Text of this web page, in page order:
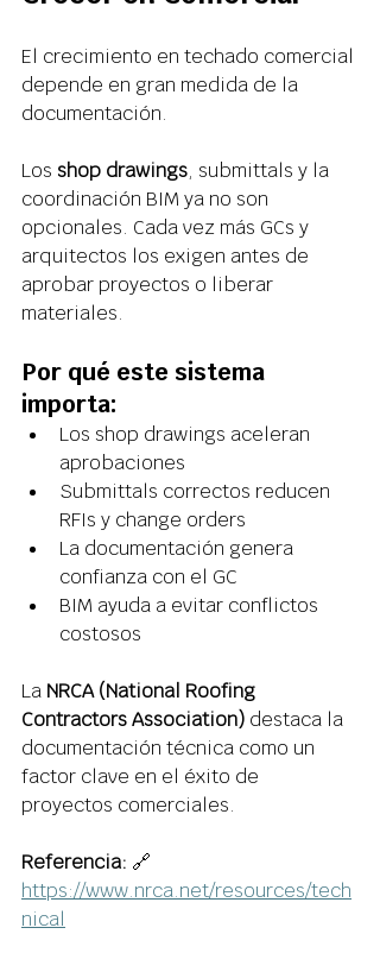
El crecimiento en techado comercial
depende en gran medida de la
documentación.
Los shop drawings, submittals y la
coordinación BIM ya no son
opcionales. Cada vez más GCs y
arquitectos los exigen antes de
aprobar proyectos o liberar
materiales.
Por qué este sistema
importa:
Los shop drawings aceleran
aprobaciones
Submittals correctos reducen
RFIs y change orders
La documentación genera
confianza con el GC
BIM ayuda a evitar conflictos
costosos
La NRCA (National Roofing
Contractors Association) destaca la
documentación técnica como un
factor clave en el éxito de
proyectos comerciales.
Referencia: 🔗
https://www.nrca.net/resources/tech
nical